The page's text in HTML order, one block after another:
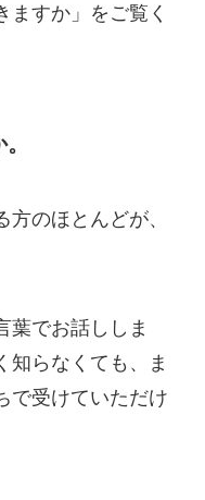
ますか」をご覧く
のほとんどが、
葉でお話ししま
知らなくても、ま
で受けていただけ